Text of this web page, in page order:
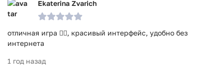
Ekaterina Zvarich
отличная игра 👍🏻, красивый интерфейс, удобно без
интернета
1 год назад